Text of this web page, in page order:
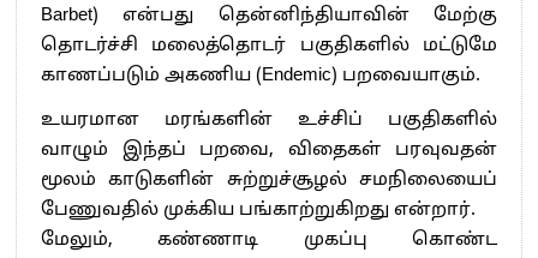
Barbet) என்பது தென்னிந்தியாவின் மேற்கு
தொடர்ச்சி மலைத்தொடர் பகுதிகளில் மட்டுமே
காணப்படும் அகணிய (Endemic) பறவையாகும்.
உயரமான மரங்களின் உச்சிப் பகுதிகளில்
வாழும் இந்தப் பறவை, விதைகள் பரவுவதன்
மூலம் காடுகளின் சுற்றுச்சூழல் சமநிலையைப்
பேணுவதில் முக்கிய பங்காற்றுகிறது என்றார்.
மேலும், கண்ணாடி முகப்பு கொண்ட